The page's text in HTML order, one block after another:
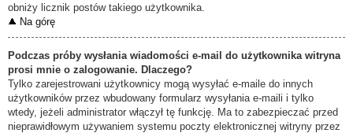
obniży licznik postów takiego użytkownika.
Na górę
Podczas próby wysłania wiadomości e-mail do użytkownika witryna
prosi mnie o zalogowanie. Dlaczego?
Tylko zarejestrowani użytkownicy mogą wysyłać e-maile do innych
użytkowników przez wbudowany formularz wysyłania e-maili i tylko
wtedy, jeżeli administrator włączył tę funkcję. Ma to zabezpieczać przed
nieprawidłowym używaniem systemu poczty elektronicznej witryny przez